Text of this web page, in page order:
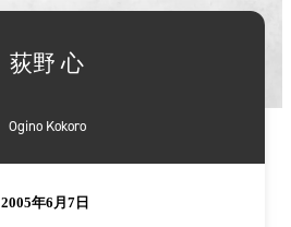
荻野 心
Ogino Kokoro
2005年6月7日